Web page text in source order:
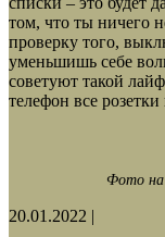
том, что ты ничего
проверку того,
уменьшишь себе
советуют такой
телефон все розетки
Фото на
20.01.2022 |